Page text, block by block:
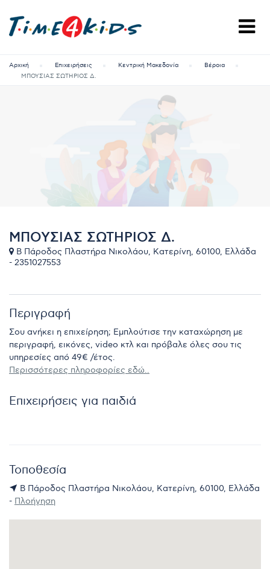
Αρχική Επιχειρήσεις Κεντρική Μακεδονία
Βέροια
ΜΠΟΥΣΙΑΣ ΣΩΤΗΡΙΟΣ Δ.
ΜΠΟΥΣΙΑΣ ΣΩΤΗΡΙΟΣ Δ.
Β Πάροδος Πλαστήρα Νικολάου, Κατερίνη, 60100, Ελλάδα
- 2351027553
Περιγραφή
Σου ανήκει η επιχείρηση; Εμπλούτισε την καταχώρηση με
περιγραφή, εικόνες, video κτλ και πρόβαλε όλες σου τις
υπηρεσίες από 49€ /έτος.
Περισσότερες πληροφορίες εδώ..
Επιχειρήσεις για παιδιά
Τοποθεσία
Β Πάροδος Πλαστήρα Νικολάου, Κατερίνη, 60100, Ελλάδα
- Πλοήγηση